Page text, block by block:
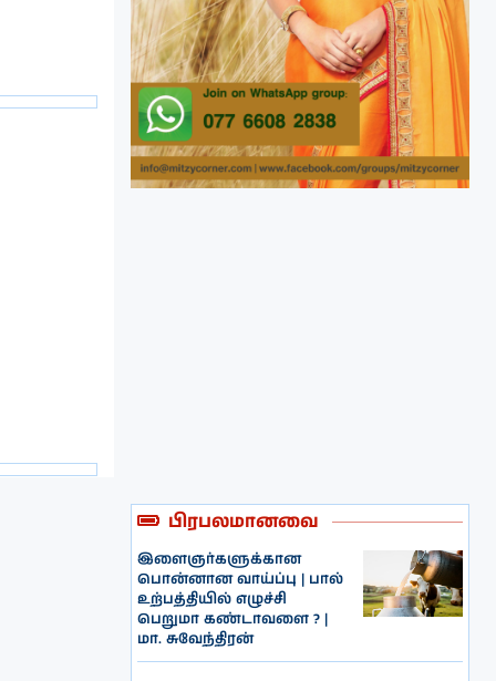
பிரபலமானவை
இளைஞர்களுக்கான
பொன்னான வாய்ப்பு | பால்
உற்பத்தியில் எழுச்சி
பெறுமா கண்டாவளை ? |
மா. சுவேந்திரன்